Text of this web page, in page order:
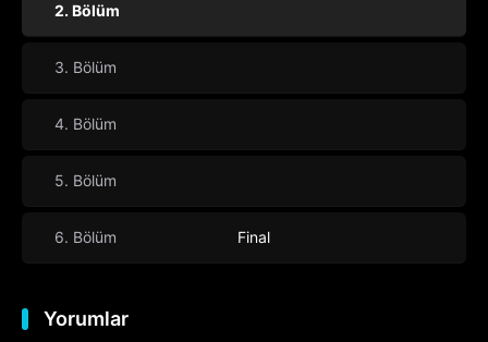
2. Bölüm
3. Bölüm
4. Bölüm
5. Bölüm
6. Bölüm Final
Yorumlar